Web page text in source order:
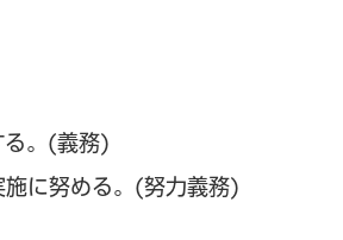
る。(義務)
施に努める。(努力義務)